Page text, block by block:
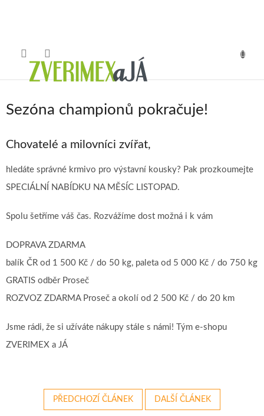
Sezóna championů pokračuje!
Chovatelé a milovníci zvířat,
hledáte správné krmivo pro výstavní kousky? Pak prozkoumejte
SPECIÁLNÍ NABÍDKU NA MĚSÍC LISTOPAD.
Spolu šetříme váš čas. Rozvážíme dost možná i k vám
DOPRAVA ZDARMA
balík ČR od 1 500 Kč / do 50 kg, paleta od 5 000 Kč / do 750 kg
GRATIS odběr Proseč
ROZVOZ ZDARMA Proseč a okolí od 2 500 Kč / do 20 km
Jsme rádi, že si užíváte nákupy stále s námi! Tým e-shopu
ZVERIMEX a JÁ
PŘEDCHOZÍ ČLÁNEK DALŠÍ ČLÁNEK